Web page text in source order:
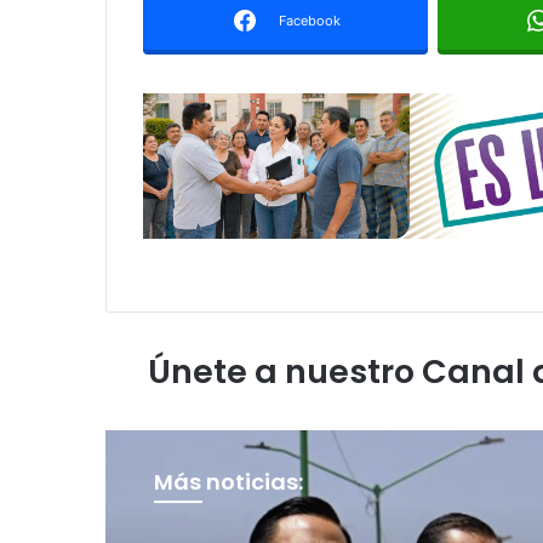
Facebook
Únete a nuestro Canal
Más noticias: